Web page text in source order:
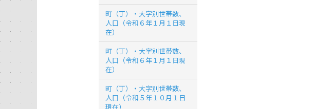
町（丁）・大字別世帯数、
人口（令和６年１月１日現
在）
町（丁）・大字別世帯数、
人口（令和６年１月１日現
在）
町（丁）・大字別世帯数、
人口（令和５年１０月１日
現在）